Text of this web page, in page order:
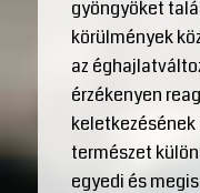
gyöngyöket
körülmények
az
érzékenyen
természet
egyedi és